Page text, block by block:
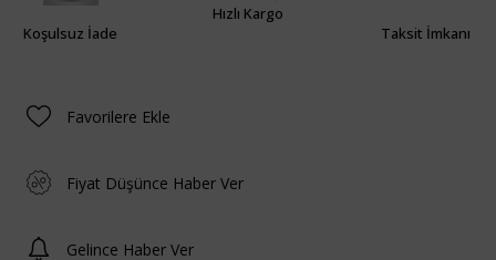
Koşulsuz İade
Hızlı Kargo
Taksit İmkanı
Favorilere Ekle
Fiyat Düşünce Haber Ver
Gelince Haber Ver